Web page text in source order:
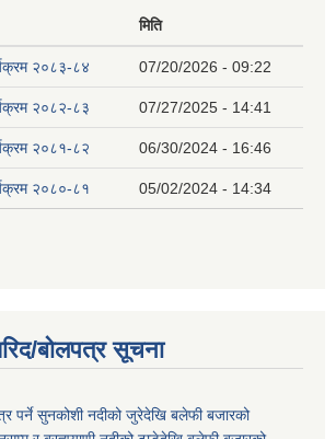
मिति
२०८३-८४ 07/20/2026 - 09:22
२०८२-८३ 07/27/2025 - 14:41
२०८१-८२ 06/30/2024 - 16:46
२०८०-८१ 05/02/2024 - 14:34
बोलपत्र सूचना
पर्ने सुनकोशी नदीको जुरेदेखि बलेफी बजारको